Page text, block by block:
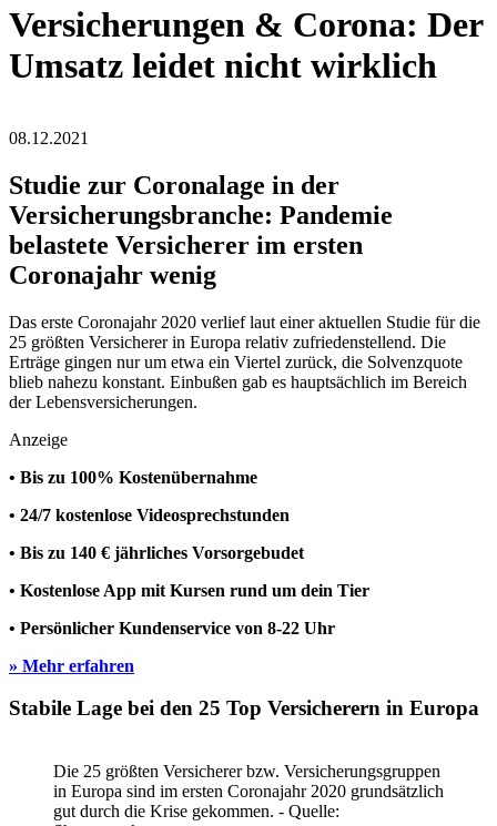
Versicherungen & Corona: Der
Umsatz leidet nicht wirklich
08.12.2021
Studie zur Coronalage in der
Versicherungsbranche: Pandemie
belastete Versicherer im ersten
Coronajahr wenig
Das erste Coronajahr 2020 verlief laut einer aktuellen Studie für die
25 größten Versicherer in Europa relativ zufriedenstellend. Die
Erträge gingen nur um etwa ein Viertel zurück, die Solvenzquote
blieb nahezu konstant. Einbußen gab es hauptsächlich im Bereich
der Lebensversicherungen.
Anzeige
• Bis zu 100% Kostenübernahme
• 24/7 kostenlose Videosprechstunden
• Bis zu 140 € jährliches Vorsorgebudet
• Kostenlose App mit Kursen rund um dein Tier
• Persönlicher Kundenservice von 8-22 Uhr
» Mehr erfahren
Stabile Lage bei den 25 Top Versicherern in Europa
Die 25 größten Versicherer bzw. Versicherungsgruppen
in Europa sind im ersten Coronajahr 2020 grundsätzlich
gut durch die Krise gekommen. - Quelle: